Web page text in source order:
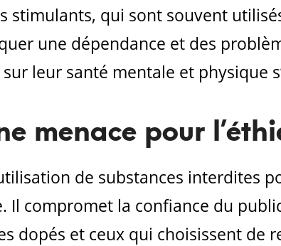
stimulants, qui sont souvent
une dépendance et des
leur santé mentale et physique
menace pour
de substances interdites
Il compromet la confiance du
dopés et ceux qui choisissent de